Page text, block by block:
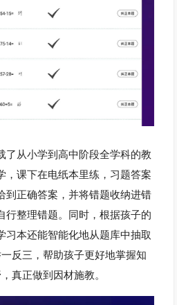
了从小学到高中阶段全学科的教
，课下在电纸本里练，习题答案
到正确答案，并将错题收纳进错
行整理错题。同时，根据孩子的
习本还能智能化地从题库中抽取
反三， 帮助孩子更好地掌握知
真正做到因材施教。